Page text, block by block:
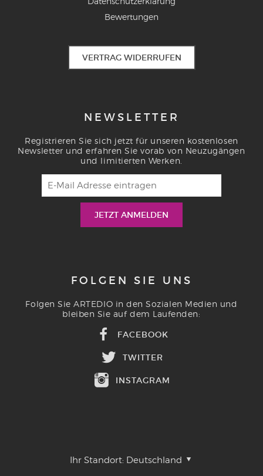
Bewertungen
VERTRAG WIDERRUFEN
NEWSLETTER
Registrieren Sie sich jetzt für unseren kostenlosen
Newsletter und erfahren Sie vorab von Neuzugängen
und limitierten Werken.
FOLGEN SIE UNS
Folgen Sie ARTEDIO in den Sozialen Medien und
bleiben Sie auf dem Laufenden:
FACEBOOK
TWITTER
INSTAGRAM
Ihr Standort: Deutschland